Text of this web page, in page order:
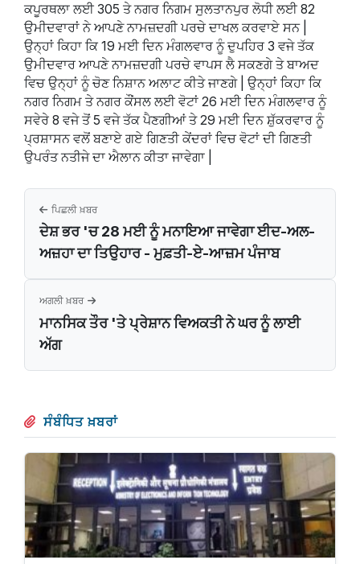
ਕਪੂਰਥਲਾ ਲਈ 305 ਤੇ ਨਗਰ ਨਿਗਮ ਸੁਲਤਾਨਪੁਰ ਲੋਧੀ ਲਈ 82
ਉਮੀਦਵਾਰਾਂ ਨੇ ਆਪਣੇ ਨਾਮਜ਼ਦਗੀ ਪਰਚੇ ਦਾਖਲ ਕਰਵਾਏ ਸਨ |
ਉਨ੍ਹਾਂ ਕਿਹਾ ਕਿ 19 ਮਈ ਦਿਨ ਮੰਗਲਵਾਰ ਨੂੰ ਦੁਪਹਿਰ 3 ਵਜੇ ਤੱਕ
ਉਮੀਦਵਾਰ ਆਪਣੇ ਨਾਮਜ਼ਦਗੀ ਪਰਚੇ ਵਾਪਸ ਲੈ ਸਕਣਗੇ ਤੇ ਬਾਅਦ
ਵਿਚ ਉਨ੍ਹਾਂ ਨੂੰ ਚੋਣ ਨਿਸ਼ਾਨ ਅਲਾਟ ਕੀਤੇ ਜਾਣਗੇ | ਉਨ੍ਹਾਂ ਕਿਹਾ ਕਿ
ਨਗਰ ਨਿਗਮ ਤੇ ਨਗਰ ਕੌਂਸਲ ਲਈ ਵੋਟਾਂ 26 ਮਈ ਦਿਨ ਮੰਗਲਵਾਰ ਨੂੰ
ਸਵੇਰੇ 8 ਵਜੇ ਤੋਂ 5 ਵਜੇ ਤੱਕ ਪੈਣਗੀਆਂ ਤੇ 29 ਮਈ ਦਿਨ ਸ਼ੁੱਕਰਵਾਰ ਨੂੰ
ਪ੍ਰਸ਼ਾਸਨ ਵਲੋਂ ਬਣਾਏ ਗਏ ਗਿਣਤੀ ਕੇਂਦਰਾਂ ਵਿਚ ਵੋਟਾਂ ਦੀ ਗਿਣਤੀ
ਉਪਰੰਤ ਨਤੀਜੇ ਦਾ ਐਲਾਨ ਕੀਤਾ ਜਾਵੇਗਾ |
ਪਿਛਲੀ ਖ਼ਬਰ
ਦੇਸ਼ ਭਰ 'ਚ 28 ਮਈ ਨੂੰ ਮਨਾਇਆ ਜਾਵੇਗਾ ਈਦ-ਅਲ-
ਅਜ਼ਹਾ ਦਾ ਤਿਉਹਾਰ - ਮੁਫ਼ਤੀ-ਏ-ਆਜ਼ਮ ਪੰਜਾਬ
ਅਗਲੀ ਖ਼ਬਰ
ਮਾਨਸਿਕ ਤੌਰ 'ਤੇ ਪ੍ਰੇਸ਼ਾਨ ਵਿਅਕਤੀ ਨੇ ਘਰ ਨੂੰ ਲਾਈ
ਅੱਗ
ਸੰਬੰਧਿਤ ਖ਼ਬਰਾਂ